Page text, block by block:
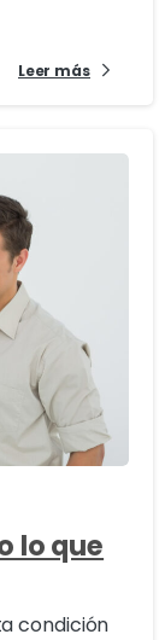
Leer más
0
lo que
condición